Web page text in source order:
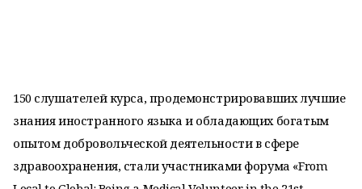
150 слушателей курса, продемонстрировавших лучшие
знания иностранного языка и обладающих богатым
опытом добровольческой деятельности в сфере
здравоохранения, стали участниками форума «From